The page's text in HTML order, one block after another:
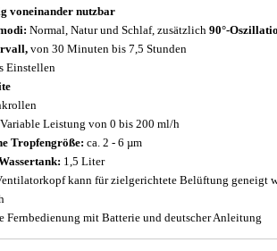
voneinander nutzbar
Normal, Natur und Schlaf, zusätzlich 90°-
von 30 Minuten bis 7,5 Stunden
Einstellen
Variable Leistung von 0 bis 200 ml/h
Tropfengröße: ca. 2 - 6 µm
1,5 Liter
kann für zielgerichtete Belüftung geneigt
mit Batterie und deutscher Anleitung